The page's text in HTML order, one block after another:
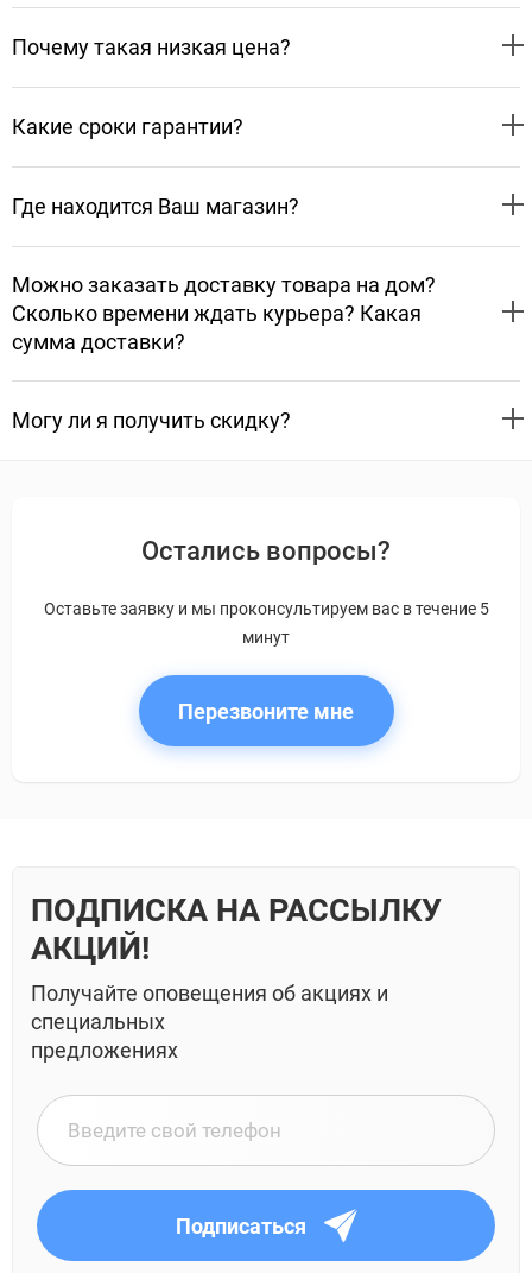
Почему такая низкая цена?
Какие сроки гарантии?
Где находится Ваш магазин?
Можно заказать доставку товара на дом?
Сколько времени ждать курьера? Какая
сумма доставки?
Могу ли я получить скидку?
Остались вопросы?
Оставьте заявку и мы проконсультируем вас в течение 5
минут
Перезвоните мне
ПОДПИСКА НА РАССЫЛКУ
АКЦИЙ!
Получайте оповещения об акциях и
специальных
предложениях
Подписаться